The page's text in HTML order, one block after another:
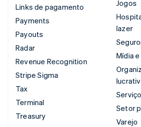
Links de pagamento
Payments
Payouts
Radar
Revenue Recognition
Stripe Sigma
Tax
Terminal
Treasury
Jogos
lazer
Mídia
Setor
Varejo